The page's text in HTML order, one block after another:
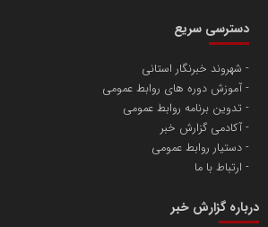
پایگاه اطلاع رسانی اعتلای نهادهای مردمی
تامین آهن اسفنجی تولیدکنندگان فولاد در کشور
مسعودصادقی
دسترسی سریع
شهروند خبرنگار استانی
آموزش دوره های روابط عمومی
تدوین برنامه روابط عمومی
آکادمی گزارش خبر
دستیار روابط عمومی
ارتباط با ما
درباره گزارش خبر